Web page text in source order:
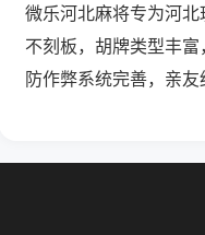
微乐河北麻将专为河
不刻板，胡牌类型丰
防作弊系统完善，亲友